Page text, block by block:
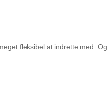
fleksibel at indrette med. Og